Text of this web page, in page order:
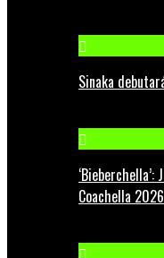
Sinaka
Coachella 2026